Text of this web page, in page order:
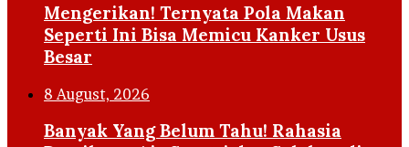
Mengerikan! Ternyata Pola Makan
Seperti Ini Bisa Memicu Kanker Usus
Besar
8 August, 2026
Banyak Yang Belum Tahu! Rahasia